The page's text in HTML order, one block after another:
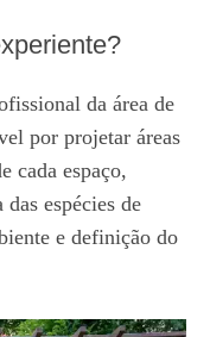
da área de
por projetar áreas
cada espaço,
espécies de
e definição do